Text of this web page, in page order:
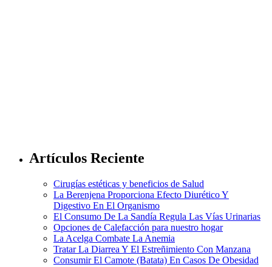
Artículos Reciente
Cirugías estéticas y beneficios de Salud
La Berenjena Proporciona Efecto Diurético Y
Digestivo En El Organismo
El Consumo De La Sandía Regula Las Vías Urinarias
Opciones de Calefacción para nuestro hogar
La Acelga Combate La Anemia
Tratar La Diarrea Y El Estreñimiento Con Manzana
Consumir El Camote (Batata) En Casos De Obesidad